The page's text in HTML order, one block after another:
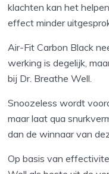
klachten kan het
effect minder
Air-Fit Carbon Black
werking is degelijk,
bij Dr. Breathe Well.
Snoozeless wordt
maar laat qua
dan de winnaar van
Op basis van